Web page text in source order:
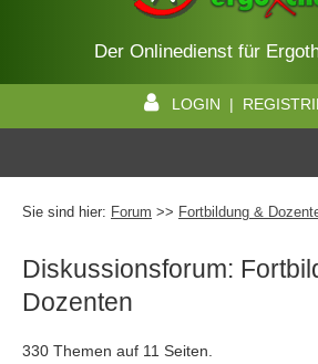
Der Onlinedienst für
LOGIN |
Sie sind hier: Forum >> Fortbildung &
Diskussionsforum:
Dozenten
330 Themen auf 11 Seiten.